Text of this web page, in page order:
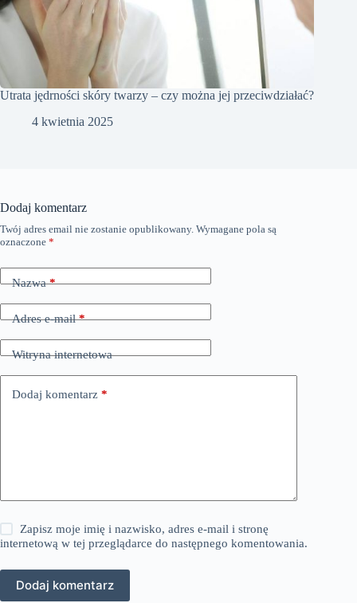
Utrata jędrności skóry twarzy – czy można jej przeciwdziałać?
4 kwietnia 2025
Dodaj komentarz
Twój adres email nie zostanie opublikowany. Wymagane pola są
oznaczone *
Nazwa*
Adres e-mail*
Witryna internetowa
Dodaj komentarz *
Zapisz moje imię i nazwisko, adres e-mail i stronę
internetową w tej przeglądarce do następnego komentowania.
Dodaj komentarz